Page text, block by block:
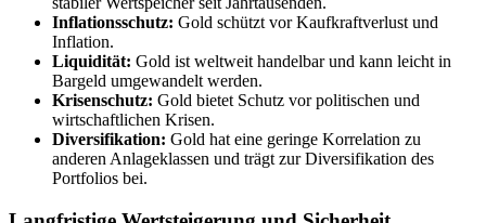
Inflationsschutz: Gold schützt vor Kaufkraftverlust und
Inflation.
Liquidität: Gold ist weltweit handelbar und kann leicht in
Bargeld umgewandelt werden.
Krisenschutz: Gold bietet Schutz vor politischen und
wirtschaftlichen Krisen.
Diversifikation: Gold hat eine geringe Korrelation zu
anderen Anlageklassen und trägt zur Diversifikation des
Portfolios bei.